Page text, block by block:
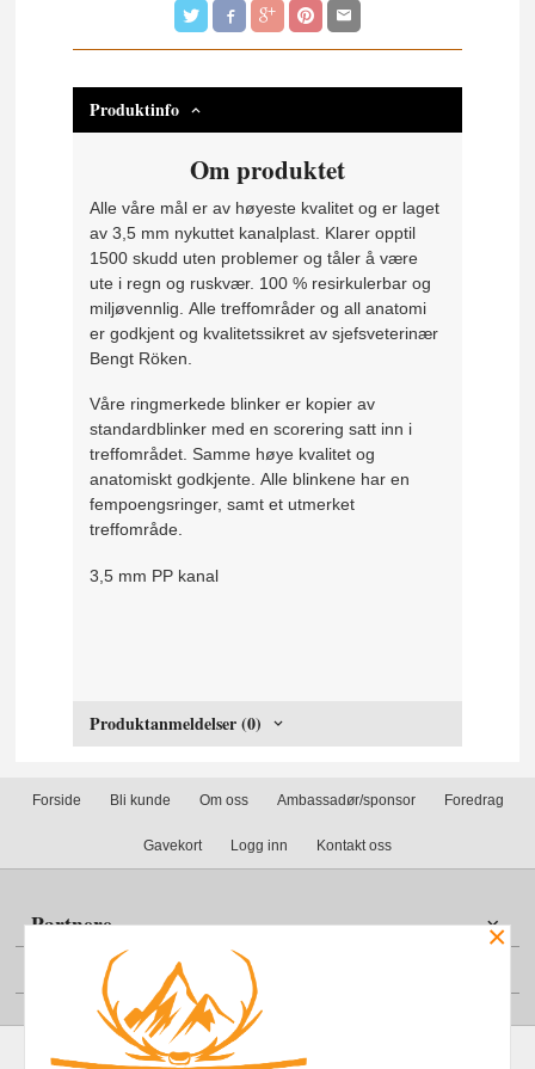
Produktinfo
Om produktet
Alle våre mål er av høyeste kvalitet og er laget
av 3,5 mm nykuttet kanalplast. Klarer opptil
1500 skudd uten problemer og tåler å være
ute i regn og ruskvær. 100 % resirkulerbar og
miljøvennlig. Alle treffområder og all anatomi
er godkjent og kvalitetssikret av sjefsveterinær
Bengt Röken.
Våre ringmerkede blinker er kopier av
standardblinker med en scorering satt inn i
treffområdet. Samme høye kvalitet og
anatomiskt godkjente. Alle blinkene har en
fempoengsringer, samt et utmerket
treffområde.
3,5 mm PP kanal
Produktanmeldelser (0)
Forside Bli kunde Om oss Ambassadør/sponsor Foredrag
Gavekort Logg inn Kontakt oss
Partnere
Din konto
×